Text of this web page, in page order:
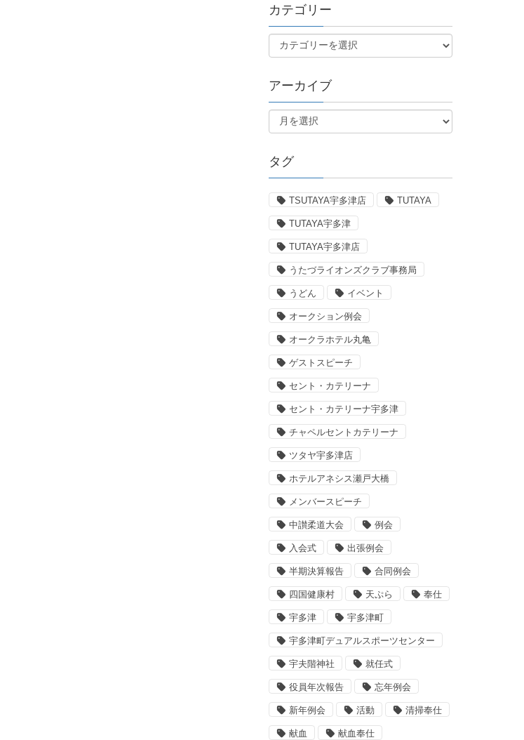
カテゴリー
アーカイブ
タグ
TSUTAYA宇多津店 TUTAYA
TUTAYA宇多津
TUTAYA宇多津店
うたづライオンズクラブ事務局
うどん イベント
オークション例会
オークラホテル丸亀
ゲストスピーチ
セント・カテリーナ
セント・カテリーナ宇多津
チャペルセントカテリーナ
ツタヤ宇多津店
ホテルアネシス瀬戸大橋
メンバースピーチ
中讃柔道大会 例会
入会式 出張例会
半期決算報告 合同例会
四国健康村 天ぷら 奉仕
宇多津 宇多津町
宇多津町デュアルスポーツセンター
宇夫階神社 就任式
役員年次報告 忘年例会
新年例会 活動 清掃奉仕
献血 献血奉仕